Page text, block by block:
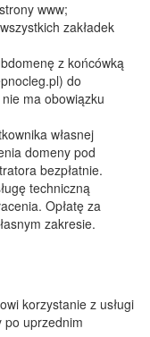
www;
zakładek
z końcówką
do
ma obowiązku
własnej
domeny pod
bezpłatnie.
techniczną
Opłatę za
zakresie.
korzystanie z usługi
po uprzednim